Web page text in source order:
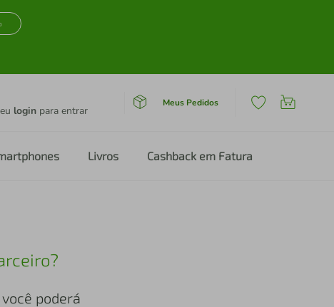
login para entrar
Meus Pedidos
Livros Cashback em Fatura
você poderá